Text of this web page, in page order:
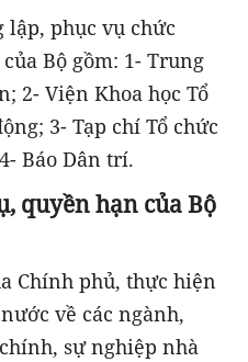
lập, phục vụ chức
Bộ gồm: 1- Trung
2- Viện Khoa học Tổ
3- Tạp chí Tổ chức
Báo Dân trí.
quyền hạn của Bộ
Chính phủ, thực hiện
về các ngành,
sự nghiệp nhà